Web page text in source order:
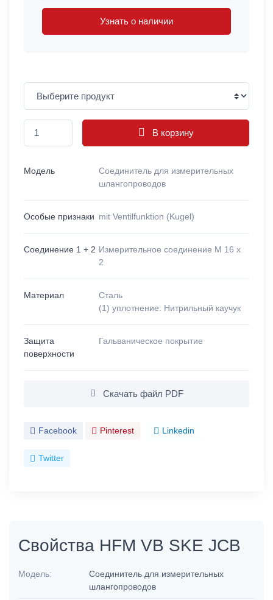
Узнать о наличии
В корзину
Модель
Соединитель для измерительных
шлангопроводов
Особые признаки mit Ventilfunktion (Kugel)
Соединение 1 + 2 Измерительное соединение M 16 x
2
Материал
Сталь
(1) уплотнение: Нитрильный каучук
Защита
поверхности
Гальваническое покрытие
Скачать файл PDF
Facebook Pinterest Linkedin
Twitter
Свойства HFM VB SKE JCB
Модель:
Соединитель для измерительных
шлангопроводов